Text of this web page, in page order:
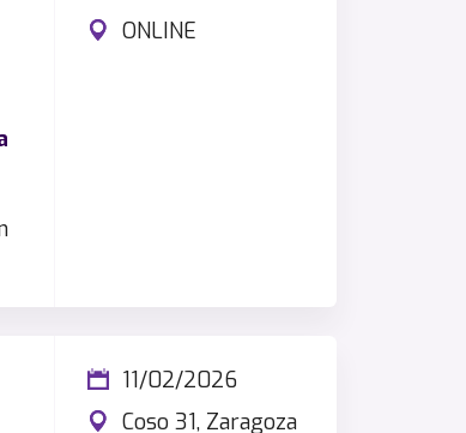
ONLINE
11/02/2026
Coso 31, Zaragoza